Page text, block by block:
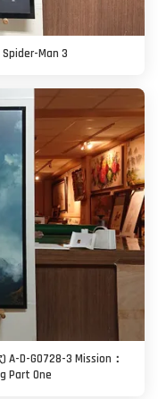
Man 3
D-G0728-3 Mission：
Part One